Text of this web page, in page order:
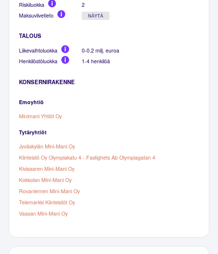
Riskiluokka
2
Maksuviivetieto
NÄYTÄ
TALOUS
Liikevaihtoluokka
0-0.2 milj. euroa
Henkilöstöluokka
1-4 henkilöä
KONSERNIRAKENNE
Emoyhtiö
Minimani Yhtiöt Oy
Tytäryhtiöt
Jyväskylän Mini-Mani Oy
Kiinteistö Oy Olympiakatu 4 - Fastighets Ab Olympiagatan 4
Kivisaaren Mini-Mani Oy
Kokkolan Mini-Mani Oy
Rovaniemen Mini-Mani Oy
Telemarkki Kiinteistöt Oy
Vaasan Mini-Mani Oy